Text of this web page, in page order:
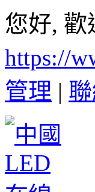
您好, 歡
https://
管理 |